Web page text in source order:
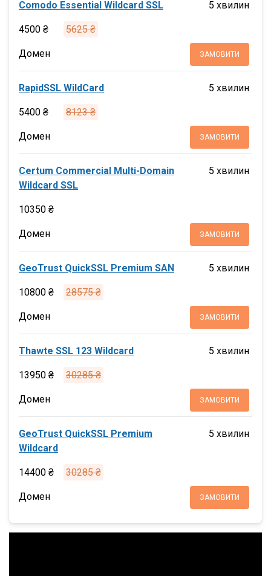
Comodo Essential Wildcard SSL
4500 ₴ 5625 ₴
5 хвилин
Домен ЗАМОВИТИ
RapidSSL WildCard
5400 ₴ 8123 ₴
5 хвилин
Домен ЗАМОВИТИ
Certum Commercial Multi-Domain
Wildcard SSL
10350 ₴
5 хвилин
Домен ЗАМОВИТИ
GeoTrust QuickSSL Premium SAN
10800 ₴ 28575 ₴
5 хвилин
Домен ЗАМОВИТИ
Thawte SSL 123 Wildcard
13950 ₴ 30285 ₴
5 хвилин
Домен ЗАМОВИТИ
GeoTrust QuickSSL Premium
Wildcard
14400 ₴ 30285 ₴
5 хвилин
Домен ЗАМОВИТИ